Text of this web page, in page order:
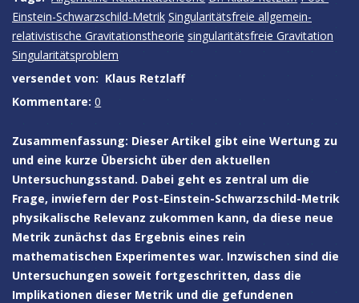
Einstein-Schwarzschild-Metrik Singularitätsfreie allgemein-
relativistische Gravitationstheorie singularitätsfreie Gravitation
Singularitätsproblem
versendet von: Klaus Retzlaff
Kommentare: 0
Zusammenfassung: Dieser Artikel gibt eine Wertung zu
und eine kurze Übersicht über den aktuellen
Untersuchungsstand. Dabei geht es zentral um die
Frage, inwiefern der Post-Einstein-Schwarzschild-Metrik
physikalische Relevanz zukommen kann, da diese neue
Metrik zunächst das Ergebnis eines rein
mathematischen Experimentes war. Inzwischen sind die
Untersuchungen soweit fortgeschritten, dass die
Implikationen dieser Metrik und die gefundenen